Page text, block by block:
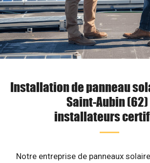
Installation de panneau
Saint-Aubin (62)
installateurs
Notre entreprise de panneaux